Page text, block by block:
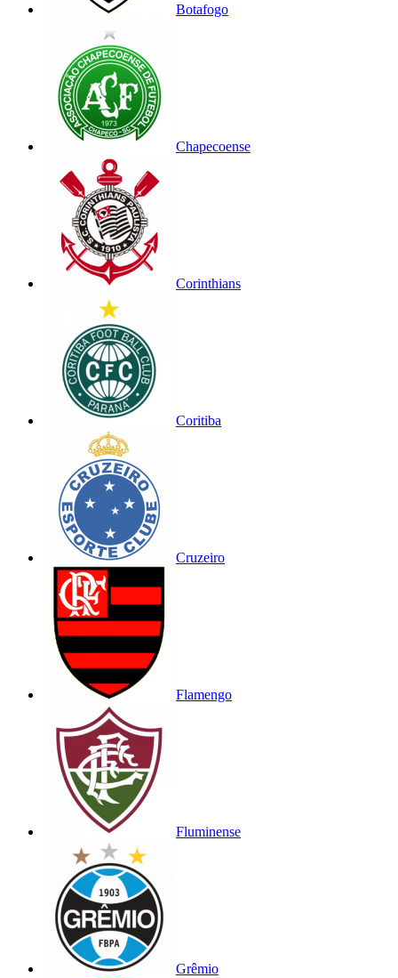
Botafogo
Chapecoense
Corinthians
Coritiba
Cruzeiro
Flamengo
Fluminense
Grêmio